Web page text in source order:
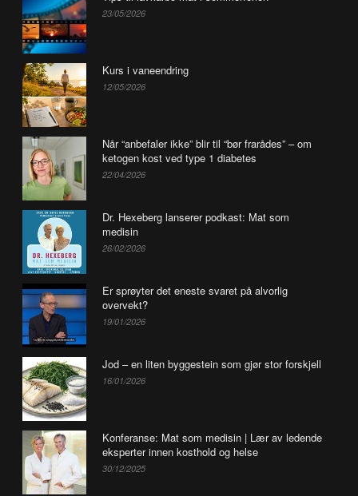
23/05/2026
Kurs i vaneendring
12/05/2026
Når “anbefaler ikke” blir til “bør frarådes” – om
ketogen kost ved type 1 diabetes
22/04/2026
Dr. Hexeberg lanserer podkast: Mat som
medisin
26/02/2026
Er sprøyter det eneste svaret på alvorlig
overvekt?
19/01/2026
Jod – en liten byggestein som gjør stor forskjell
16/01/2026
Konferanse: Mat som medisin | Lær av ledende
eksperter innen kosthold og helse
30/12/2025